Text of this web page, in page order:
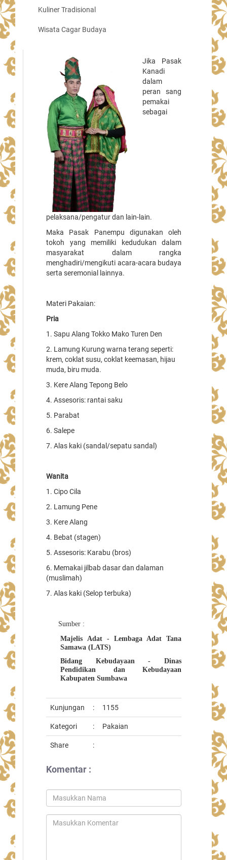
Kuliner Tradisional
Wisata Cagar Budaya
Jika Pasak
Kanadi
dalam
peran sang
pemakai
sebagai
pelaksana/pengatur dan lain-lain.
Maka Pasak Panempu digunakan oleh
tokoh yang memiliki kedudukan dalam
masyarakat dalam rangka
menghadiri/mengikuti acara-acara budaya
serta seremonial lainnya.
Materi Pakaian:
Pria
1. Sapu Alang Tokko Mako Turen Den
2. Lamung Kurung warna terang seperti:
krem, coklat susu, coklat keemasan, hijau
muda, biru muda.
3. Kere Alang Tepong Belo
4. Assesoris: rantai saku
5. Parabat
6. Salepe
7. Alas kaki (sandal/sepatu sandal)
Wanita
1. Cipo Cila
2. Lamung Pene
3. Kere Alang
4. Bebat (stagen)
5. Assesoris: Karabu (bros)
6. Memakai jilbab dasar dan dalaman
(muslimah)
7. Alas kaki (Selop terbuka)
Sumber :
Majelis Adat - Lembaga Adat Tana
Samawa (LATS)
Bidang Kebudayaan - Dinas
Pendidikan dan Kebudayaan
Kabupaten Sumbawa
Kunjungan : 1155
Kategori : Pakaian
Share :
Komentar :